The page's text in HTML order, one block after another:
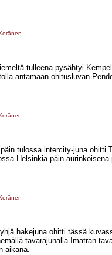
tulleena pysähtyi
antamaan ohitusluvan
tulossa intercity-​juna ohitti
Helsinkiä päin aurinkoisena
hakejuna ohitti tässä
tavarajunalla Imatran
aikana.